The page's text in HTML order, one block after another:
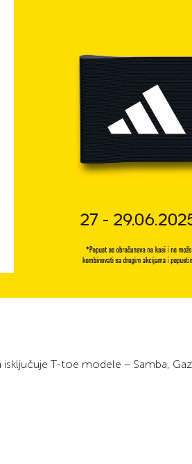
T-toe modele – Samba,